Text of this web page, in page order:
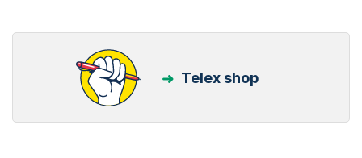
Telex shop